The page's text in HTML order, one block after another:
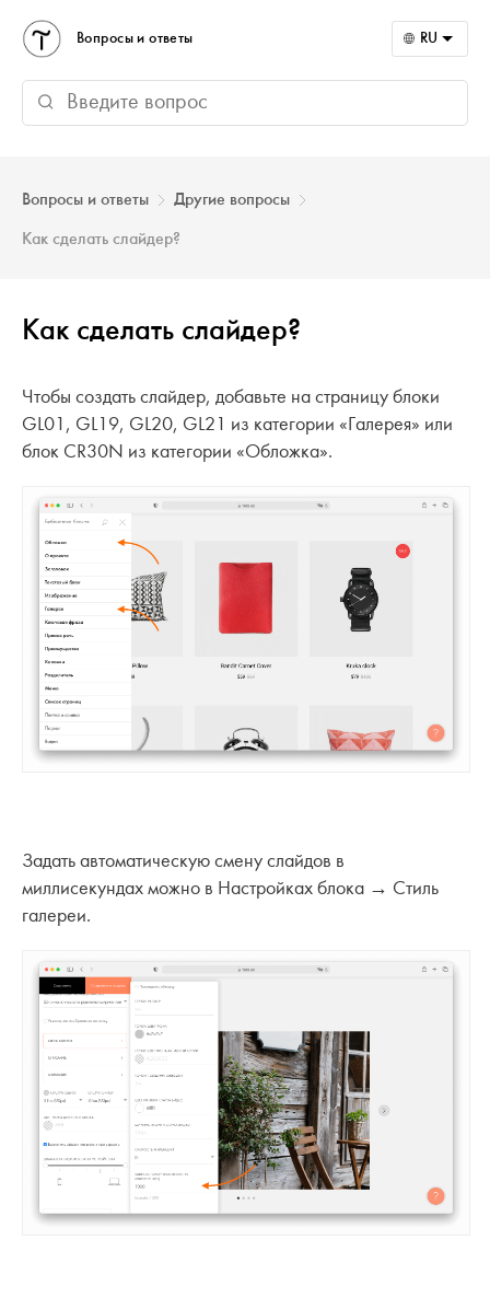
Вопросы и ответы RU
Вопросы и ответы Другие вопросы
Как сделать слайдер?
Как сделать слайдер?
Чтобы создать слайдер, добавьте на страницу блоки
GL01, GL19, GL20, GL21 из категории «Галерея» или
блок CR30N из категории «Обложка».
Задать автоматическую смену слайдов в
миллисекундах можно в Настройках блока → Стиль
галереи.